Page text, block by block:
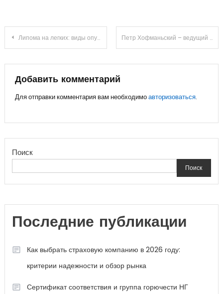
Навигация
по
записям
Липома на легких: виды опухоли и методы лечения Петр Хофманьский – ведущий тренер по фитнесу, автор книг и успешный предприниматель — узнайте его биографию, основные достижения и влияние на современную индустрию здоровья и спорта
Добавить комментарий
Для отправки комментария вам необходимоавторизоваться.
Поиск
Поиск
Последние публикации
Как выбрать страховую компанию в 2026 году:
критерии надежности и обзор рынка
Сертификат соответствия и группа горючести НГ